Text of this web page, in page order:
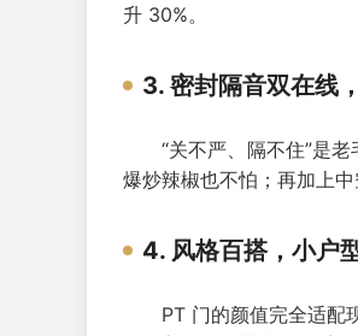
升 30%。
3. 密封隔音双在线
“关不严、隔不住”是
爆炒辣椒也不怕；再加上
4. 风格百搭，小户
PT 门的颜值完全适配